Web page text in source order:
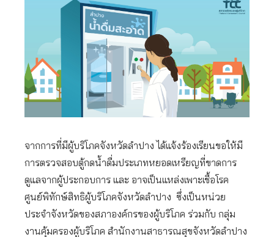
จากการที่มีผู้บริโภคจังหวัดลำปาง ได้แจ้งร้องเรียนขอให้มี
การตรวจสอบตู้กดน้ำดื่มประเภทหยอดเหรียญที่ขาดการ
ดูแลจากผู้ประกอบการ และ อาจเป็นแหล่งเพาะเชื้อโรค
ศูนย์พิทักษ์สิทธิผู้บริโภคจังหวัดลำปาง ซึ่งเป็นหน่วย
ประจำจังหวัดของสภาองค์กรของผู้บริโภค ร่วมกับ กลุ่ม
งานคุ้มครองผู้บริโภค สำนักงานสาธารณสุขจังหวัดลำปาง